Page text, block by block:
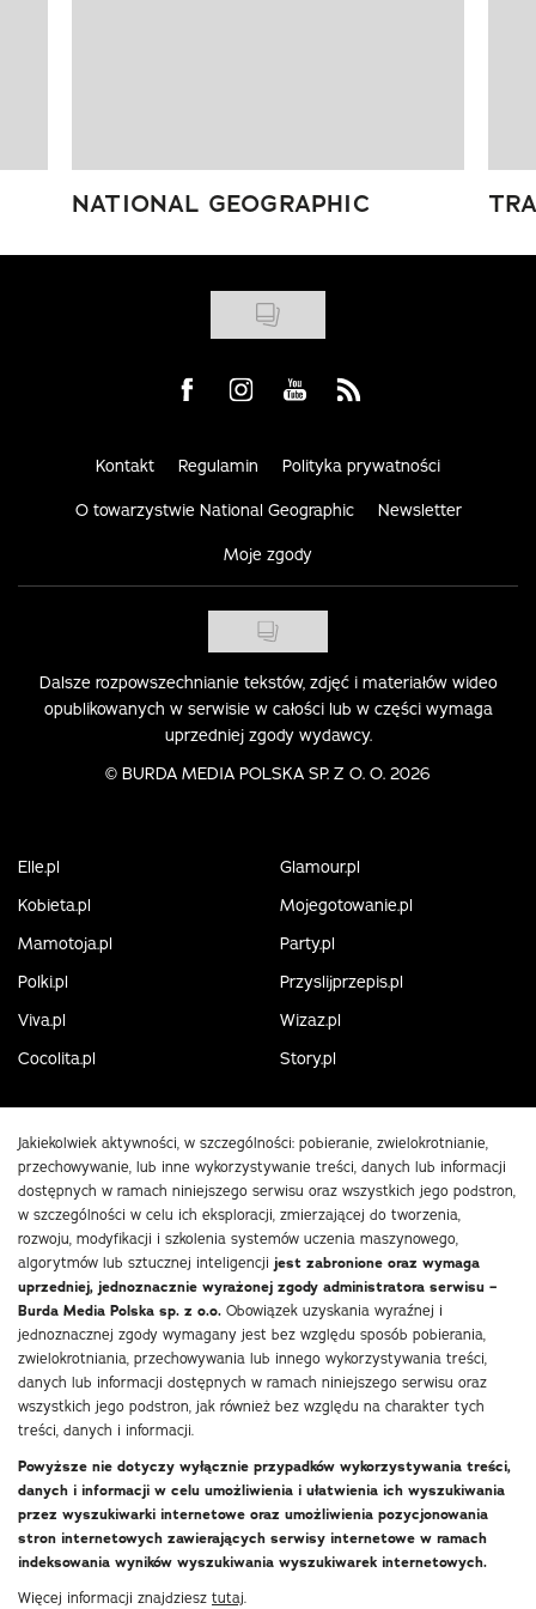
NATIONAL GEOGRAPHIC
Visit us on Facebook
Visit us on Instagram
Visit us on Youtube
Visit us on Rss
Kontakt Regulamin Polityka prywatności
O towarzystwie National Geographic Newsletter
Moje zgody
Dalsze rozpowszechnianie tekstów, zdjęć i materiałów wideo
opublikowanych w serwisie w całości lub w części wymaga
uprzedniej zgody wydawcy.
© BURDA MEDIA POLSKA SP. Z O. O. 2026
Elle.pl
Glamour.pl
Kobieta.pl
Mojegotowanie.pl
Mamotoja.pl
Party.pl
Polki.pl
Przyslijprzepis.pl
Viva.pl
Wizaz.pl
Cocolita.pl
Story.pl
Jakiekolwiek aktywności, w szczególności: pobieranie, zwielokrotnianie,
przechowywanie, lub inne wykorzystywanie treści, danych lub informacji
dostępnych w ramach niniejszego serwisu oraz wszystkich jego podstron,
w szczególności w celu ich eksploracji, zmierzającej do tworzenia,
rozwoju, modyfikacji i szkolenia systemów uczenia maszynowego,
algorytmów lub sztucznej inteligencji jest zabronione oraz wymaga
uprzedniej, jednoznacznie wyrażonej zgody administratora serwisu –
Burda Media Polska sp. z o.o. Obowiązek uzyskania wyraźnej i
jednoznacznej zgody wymagany jest bez względu sposób pobierania,
zwielokrotniania, przechowywania lub innego wykorzystywania treści,
danych lub informacji dostępnych w ramach niniejszego serwisu oraz
wszystkich jego podstron, jak również bez względu na charakter tych
treści, danych i informacji.
Powyższe nie dotyczy wyłącznie przypadków wykorzystywania treści,
danych i informacji w celu umożliwienia i ułatwienia ich wyszukiwania
przez wyszukiwarki internetowe oraz umożliwienia pozycjonowania
stron internetowych zawierających serwisy internetowe w ramach
indeksowania wyników wyszukiwania wyszukiwarek internetowych.
Więcej informacji znajdziesz tutaj.